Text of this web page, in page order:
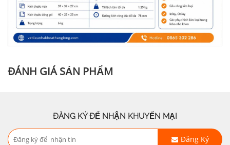
ĐÁNH GIÁ SẢN PHẨM
ĐĂNG KÝ ĐỂ NHẬN KHUYẾN MẠI
Đăng Ký